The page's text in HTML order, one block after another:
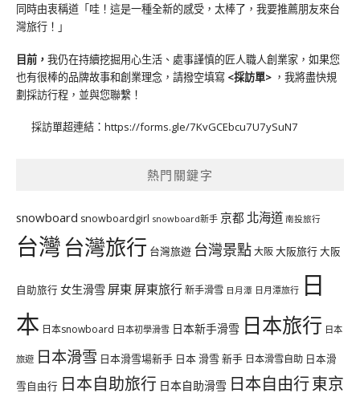
同時由衷稱道「哇！這是一種全新的感受，太棒了，我要推薦朋友來台
灣旅行！」
目前， 我仍在持續挖掘用心生活、處事謹慎的匠人職人創業家，如果您
也有很棒的品牌故事和創業理念，請撥空填寫 <採訪單> ，我將盡快規
劃採訪行程，並與您聯繫！
採訪單超連結： https://forms.gle/7KvGCEbcu7U7ySuN7
熱門關鍵字
snowboard snowboardgirl snowboard新手 京都 北海道 南投旅行
台灣台灣旅行 台灣旅遊 台灣景點大阪大阪旅行大阪
自助旅行 女生滑雪 屏東 屏東旅行新手滑雪 日月潭 日月潭旅行 日
本 日本snowboard 日本初學滑雪 日本新手滑雪 日本旅行 日本
旅遊 日本滑雪 日本滑雪場新手 日本 滑雪 新手 日本滑雪自助 日本滑
雪自由行 日本自助旅行 日本自助滑雪 日本自由行東京